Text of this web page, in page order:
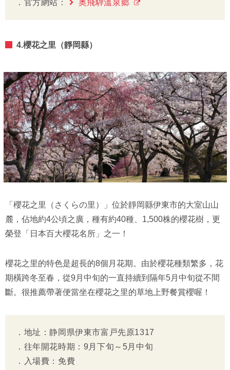
．官方網站：
奥飛騨溫泉郷
4.櫻花之里（靜岡縣）
「櫻花之里（さくらの里）」位於靜岡縣伊東市的大室山山
麓，佔地約4公頃之廣，種有約40種、1,500株的櫻花樹，更
榮登「日本百大櫻花名所」之一！
櫻花之里的特色是超長的8個月花期。由於櫻花種類繁多，花
期橫跨冬至春，從9月中旬的一直持續到隔年5月中旬從不間
斷。很推薦帶著便當坐在櫻花之里的草地上野餐賞櫻喔！
．地址：静岡県伊東市富戸先原1317
．往年開花時期：9月下旬～5月中旬
．入場費：免費